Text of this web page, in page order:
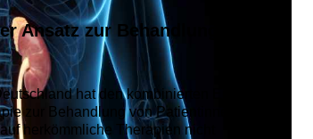
Ansatz zur Behandlung von
hat den kombinierten Einsatz von
zur Behandlung von Patientinnen mit
herkömmliche Therapien nicht